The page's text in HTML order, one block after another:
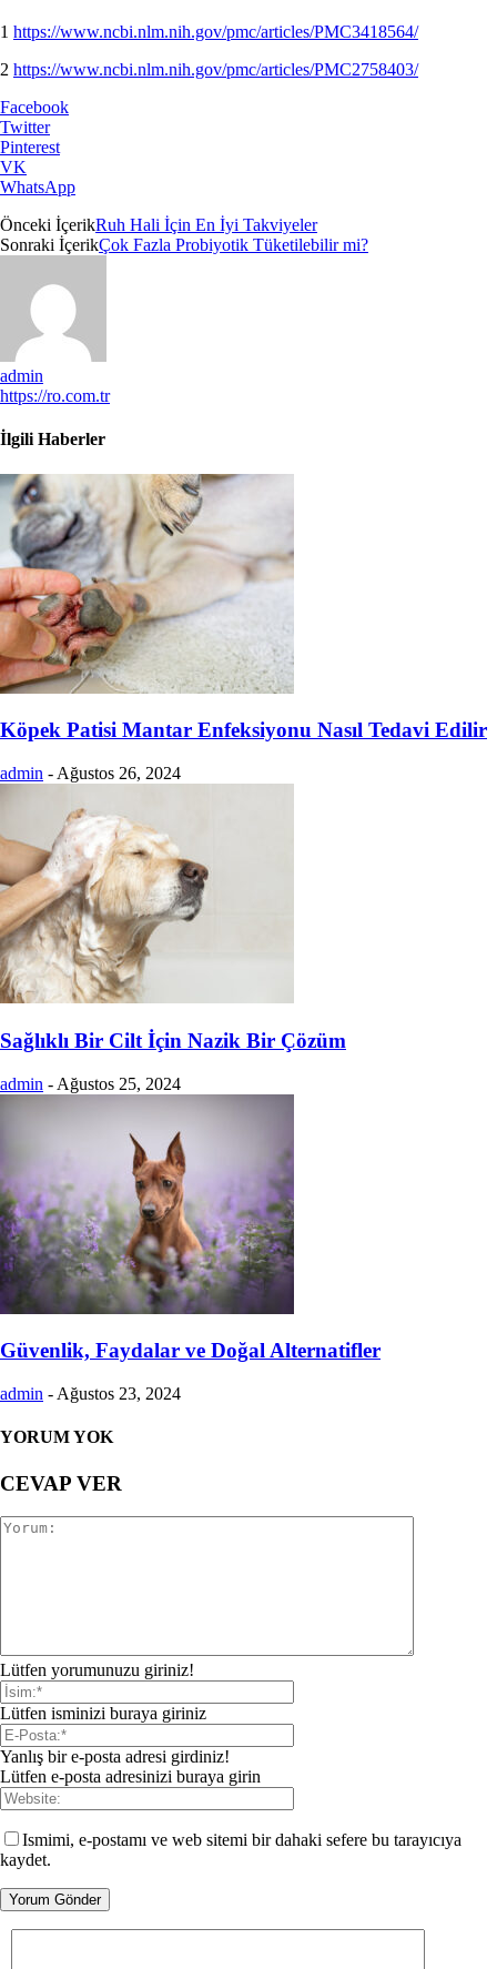
1 https://www.ncbi.nlm.nih.gov/pmc/articles/PMC3418564/
2 https://www.ncbi.nlm.nih.gov/pmc/articles/PMC2758403/
Facebook
Twitter
Pinterest
VK
WhatsApp
Önceki İçerikRuh Hali İçin En İyi Takviyeler
Sonraki İçerikÇok Fazla Probiyotik Tüketilebilir mi?
admin
https://ro.com.tr
İlgili Haberler
Köpek Patisi Mantar Enfeksiyonu Nasıl Tedavi Edilir
admin - Ağustos 26, 2024
Sağlıklı Bir Cilt İçin Nazik Bir Çözüm
admin - Ağustos 25, 2024
Güvenlik, Faydalar ve Doğal Alternatifler
admin - Ağustos 23, 2024
YORUM YOK
CEVAP VER
Lütfen yorumunuzu giriniz!
Lütfen isminizi buraya giriniz
Yanlış bir e-posta adresi girdiniz!
Lütfen e-posta adresinizi buraya girin
Ismimi, e-postamı ve web sitemi bir dahaki sefere bu tarayıcıya
kaydet.